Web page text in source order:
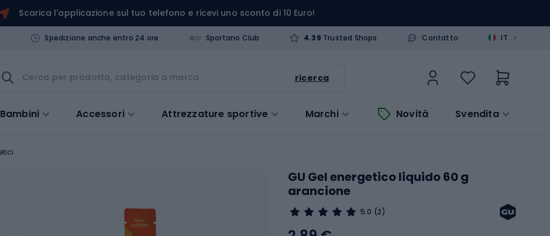
Scarica l'applicazione sul tuo telefono e ricevi uno sconto di 10 Euro!
Spedizione anche entro 24 ore Sportano Club 4.39 Trusted Shops Contatto IT >
ricerca
Bambini Accessori Attrezzature sportive Marchi Novità Svendita
GU Gel energetico liquido 60 g
arancione
5.0 (2)